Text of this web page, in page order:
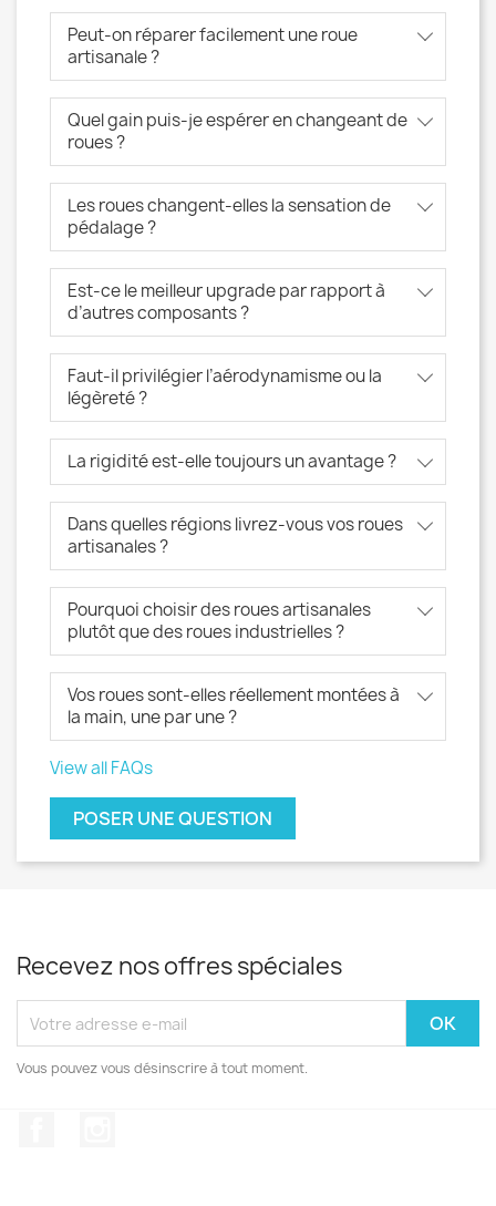
Peut-on réparer facilement une roue
artisanale ?
Quel gain puis-je espérer en changeant de
roues ?
Les roues changent-elles la sensation de
pédalage ?
Est-ce le meilleur upgrade par rapport à
d’autres composants ?
Faut-il privilégier l’aérodynamisme ou la
légèreté ?
La rigidité est-elle toujours un avantage ?
Dans quelles régions livrez-vous vos roues
artisanales ?
Pourquoi choisir des roues artisanales
plutôt que des roues industrielles ?
Vos roues sont-elles réellement montées à
la main, une par une ?
View all FAQs
POSER UNE QUESTION
Recevez nos offres spéciales
Vous pouvez vous désinscrire à tout moment.